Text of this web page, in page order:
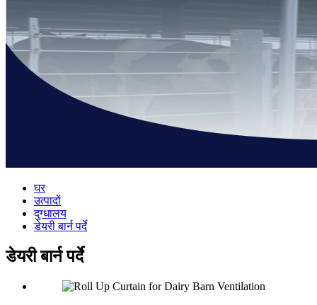
घर
उत्पादों
दुग्धालय
डेयरी बार्न पर्दे
डेयरी बार्न पर्दे